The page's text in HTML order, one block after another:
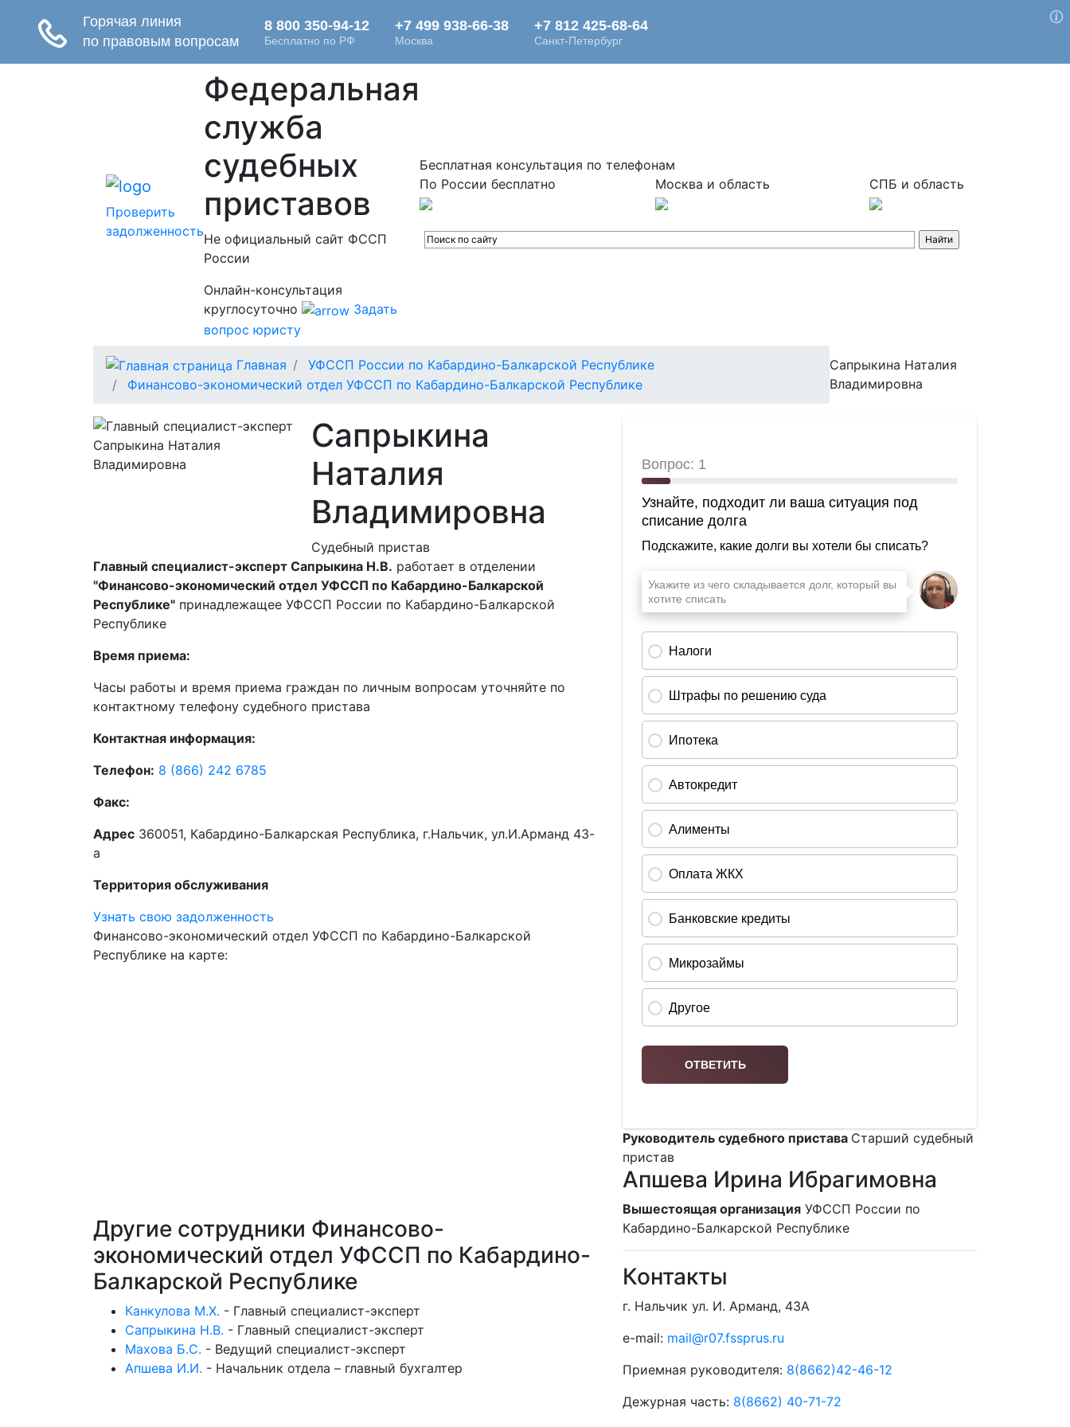
Проверить
задолженность
Федеральная
служба
судебных
приставов
Не официальный сайт ФССП
России
Онлайн-консультация
круглосуточно
Задать
вопрос юристу
Бесплатная консультация по телефонам
По России бесплатно
Москва и область СПБ и область
Главная
УФССП России по Кабардино-Балкарской Республике
Финансово-экономический отдел УФССП по Кабардино-Балкарской Республике
Сапрыкина Наталия
Владимировна
Сапрыкина
Наталия
Владимировна
Судебный пристав
Главный специалист-эксперт Сапрыкина Н.В. работает в отделении
"Финансово-экономический отдел УФССП по Кабардино-Балкарской
Республике" принадлежащее УФССП России по Кабардино-Балкарской
Республике
Время приема:
Часы работы и время приема граждан по личным вопросам уточняйте по
контактному телефону судебного пристава
Контактная информация:
Телефон: 8 (866) 242 6785
Факс:
Адрес 360051, Кабардино-Балкарская Республика, г.Нальчик, ул.И.Арманд 43-
а
Территория обслуживания
Узнать свою задолженность
Финансово-экономический отдел УФССП по Кабардино-Балкарской
Республике на карте:
Другие сотрудники Финансово-
экономический отдел УФССП по Кабардино-
Балкарской Республике
Канкулова М.Х. - Главный специалист-эксперт
Сапрыкина Н.В. - Главный специалист-эксперт
Махова Б.С. - Ведущий специалист-эксперт
Апшева И.И. - Начальник отдела – главный бухгалтер
Руководитель судебного пристава Старший судебный
пристав
Апшева Ирина Ибрагимовна
Вышестоящая организация УФССП России по
Кабардино-Балкарской Республике
Контакты
г. Нальчик ул. И. Арманд, 43А
e-mail: mail@r07.fssprus.ru
Приемная руководителя: 8(8662)42-46-12
Дежурная часть: 8(8662) 40-71-72